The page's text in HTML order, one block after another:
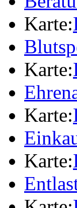
Karte:
Karte:
Karte:
Karte: